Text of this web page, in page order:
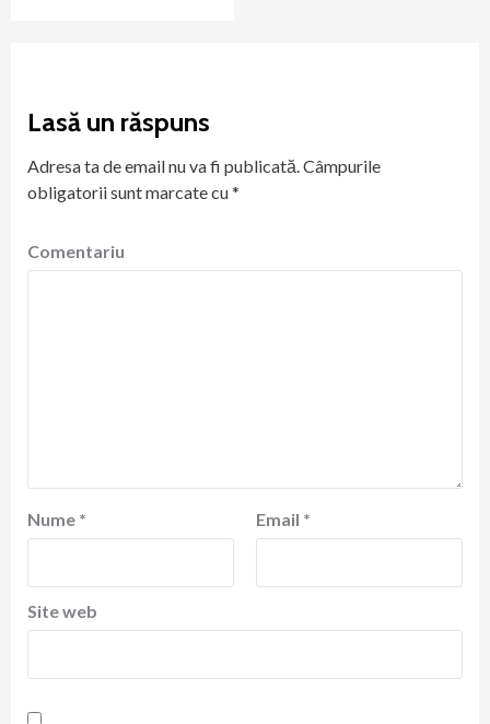
Lasă un răspuns
Adresa ta de email nu va fi publicată.Câmpurile
obligatorii sunt marcate cu*
Comentariu
Nume * Email *
Site web